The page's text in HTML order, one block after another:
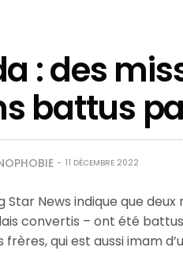
: des
battus
11 DÉCEMBRE 2022
Star News indique que
convertis – ont été
frères, qui est aussi imam